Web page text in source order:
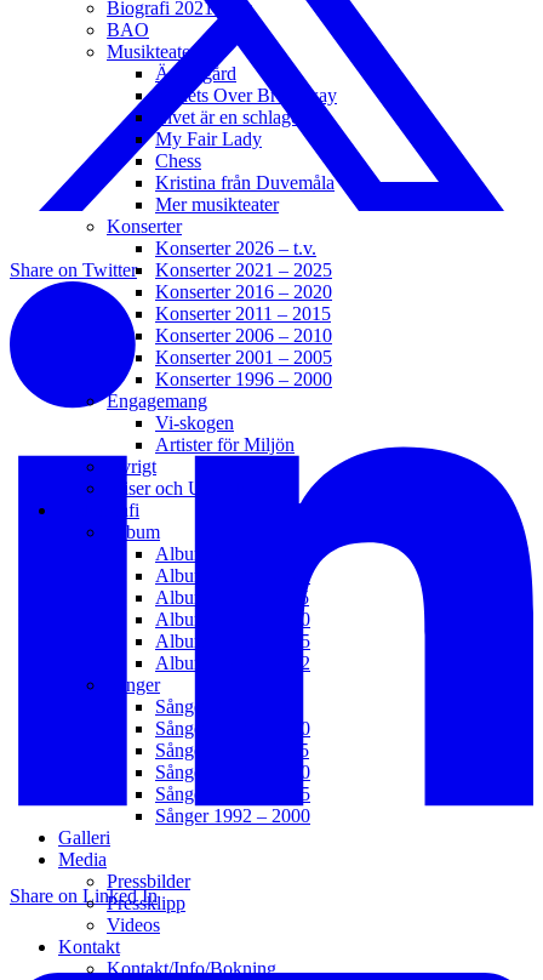
Share on Twitter
Share on Linked In
Biografi 2021 – t.v.
BAO
Musikteater
Änglagård
Bullets Over Broadway
Livet är en schlager
My Fair Lady
Chess
Kristina från Duvemåla
Mer musikteater
Konserter
Konserter 2026 – t.v.
Konserter 2021 – 2025
Konserter 2016 – 2020
Konserter 2011 – 2015
Konserter 2006 – 2010
Konserter 2001 – 2005
Konserter 1996 – 2000
Engagemang
Vi-skogen
Artister för Miljön
Övrigt
Priser och Utmärkelser
Diskografi
Album
Album 2021 – t.v.
Album 2016 – 2020
Album 2011 – 2015
Album 2006 – 2010
Album 2003 – 2005
Album 1992 – 2002
Sånger
Sånger 2021 – t.v.
Sånger 2016 – 2020
Sånger 2011 – 2015
Sånger 2006 – 2010
Sånger 2001 – 2005
Sånger 1992 – 2000
Galleri
Media
Pressbilder
Pressklipp
Videos
Kontakt
Kontakt/Info/Bokning